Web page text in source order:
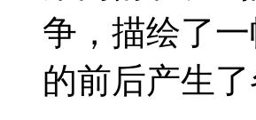
争，描绘了
的前后产生